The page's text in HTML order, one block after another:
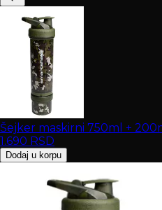
Šejker maskirni 750ml +
1.690 RSD
Dodaj u korpu